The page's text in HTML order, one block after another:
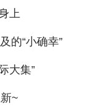
上
“小确幸”
大集”
~